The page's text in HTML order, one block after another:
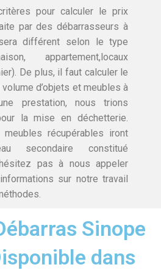
pour calculer le prix
par des débarrasseurs à
différent selon le type
appartement,locaux
De plus, il faut calculer le
d’objets et meubles à
prestation, nous trions
la mise en déchetterie.
récupérables iront
secondaire constitué
pas à nous appeler
sur notre travail
Sinope
dans